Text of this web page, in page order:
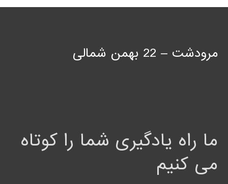
مرودشت – 22 بهمن شمالی
ما راه یادگیری شما را کوتاه
می کنیم